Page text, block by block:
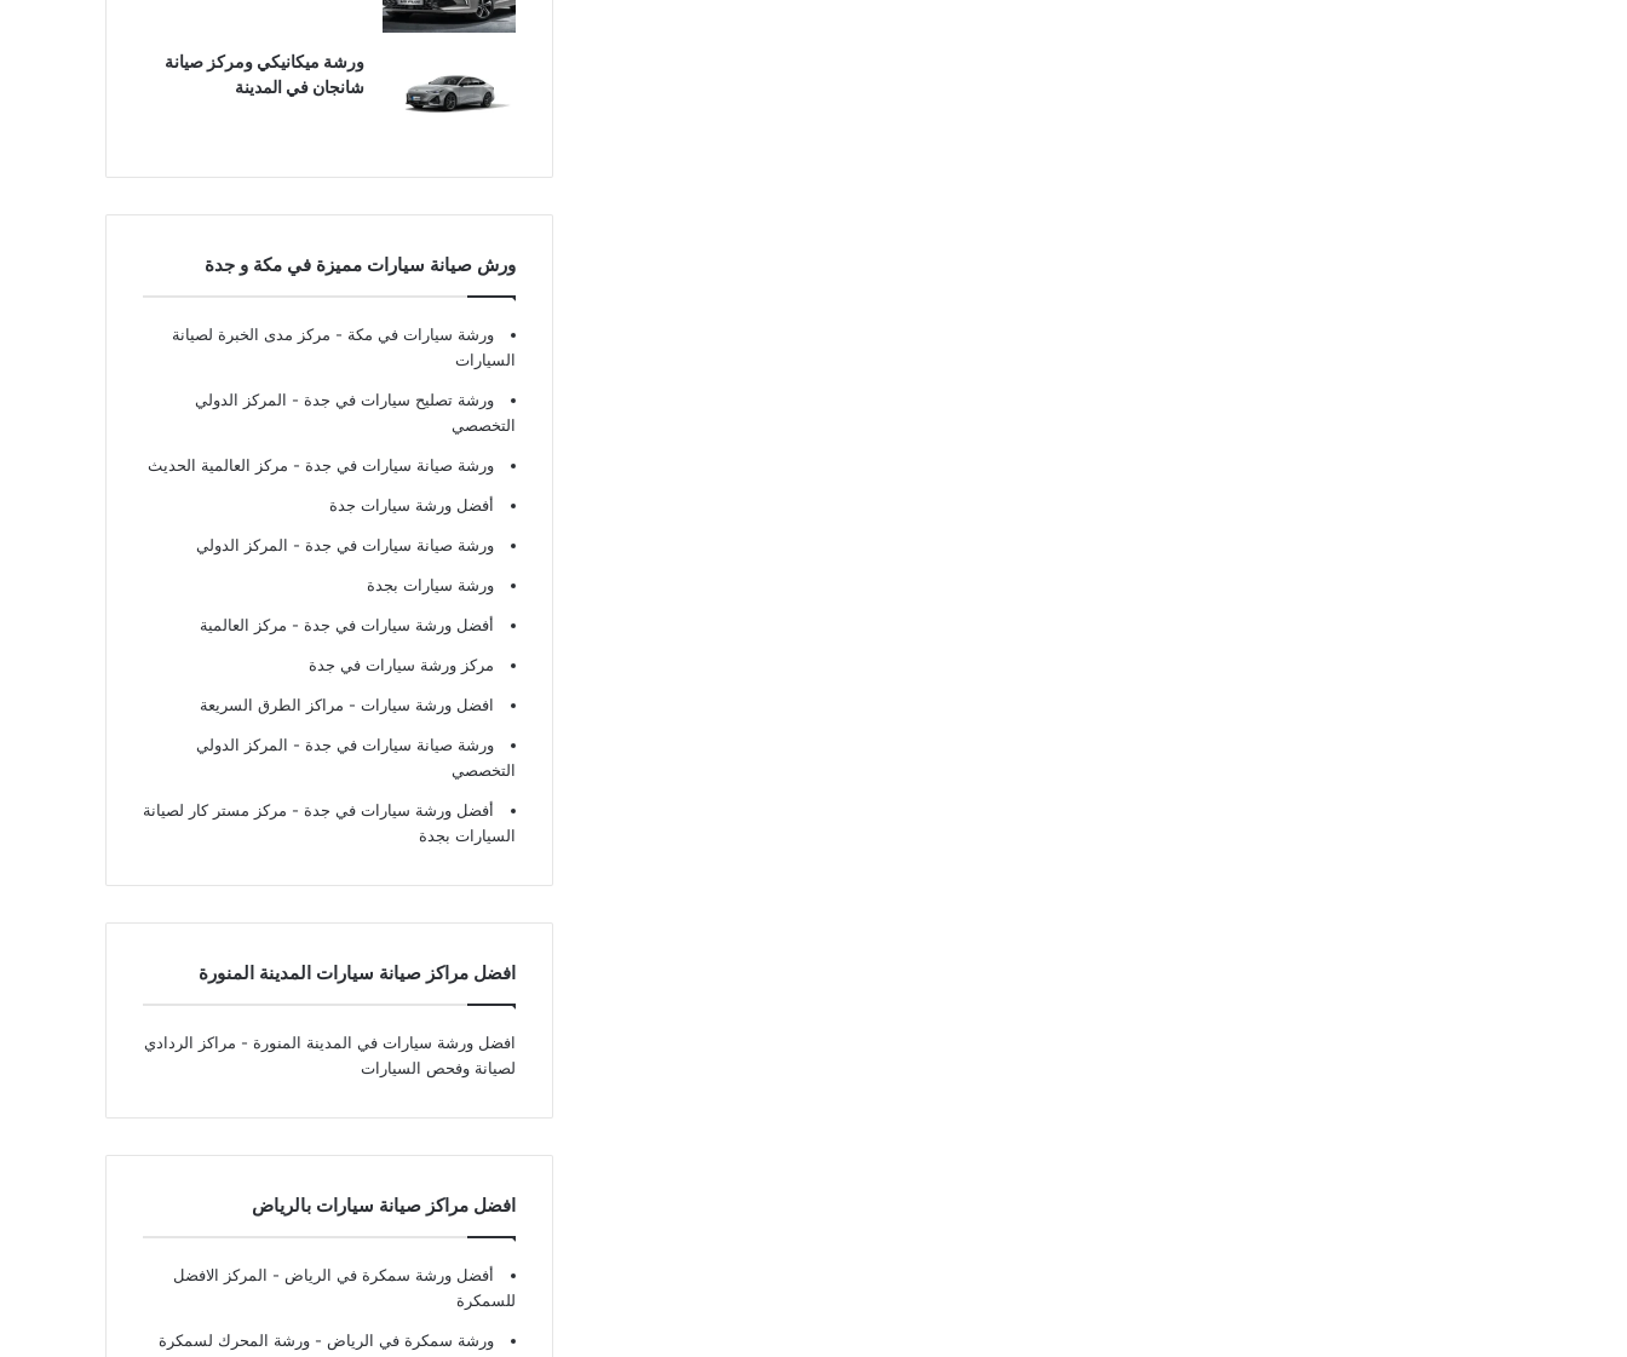
ورشة ميكانيكي ومركز صيانة
شانجان في المدينة
ورش صيانة سيارات مميزة في مكة و جدة
ورشة سيارات في مكة - مركز مدى الخبرة لصيانة
السيارات
ورشة تصليح سيارات في جدة - المركز الدولي
التخصصي
ورشة صيانة سيارات في جدة - مركز العالمية الحديث
أفضل ورشة سيارات جدة
ورشة صيانة سيارات في جدة - المركز الدولي
ورشة سيارات بجدة
أفضل ورشة سيارات في جدة - مركز العالمية
مركز ورشة سيارات في جدة
افضل ورشة سيارات - مراكز الطرق السريعة
ورشة صيانة سيارات في جدة - المركز الدولي
التخصصي
أفضل ورشة سيارات في جدة - مركز مستر كار لصيانة
السيارات بجدة
افضل مراكز صيانة سيارات المدينة المنورة
افضل ورشة سيارات في المدينة المنورة - مراكز الردادي
لصيانة وفحص السيارات
افضل مراكز صيانة سيارات بالرياض
أفضل ورشة سمكرة في الرياض - المركز الافضل
للسمكرة
ورشة سمكرة في الرياض - ورشة المحرك لسمكرة